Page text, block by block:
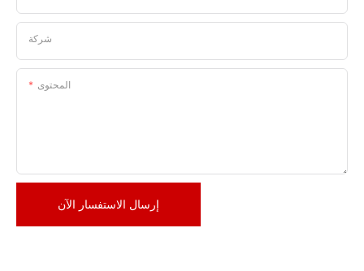
شركة
المحتوى
إرسال الاستفسار الآن